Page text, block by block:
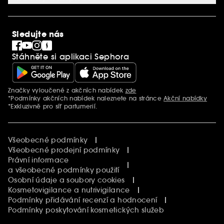
SEPHORiA
Blog Sephora
Singles´ Day
Black Friday
Cyber Monday
Vánoce
Sledujte nás
Stáhněte si aplikaci Sephora
Další informace
Značky vyloučené z akčních nabídek zde
*Podmínky akčních nabídek naleznete na stránceAkční nabídky
*Exkluzivně pro síť parfumerií.
Všeobecné podmínky
Všeobecné prodejní podmínky
Právní informace
a všeobecné podmínky použití
Osobní údaje a soubory cookies
Kosmetovigilance a nutrivigilance
Podmínky přidávání recenzí a hodnocení
Podmínky poskytování kosmetických služeb